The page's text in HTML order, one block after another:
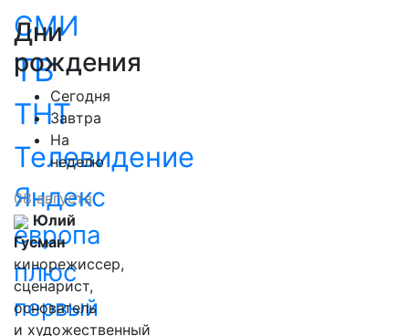
СМИ
ТВ
ТНТ
Телевидение
Яндекс
европа
плюс
первый
Дни
рождения
Сегодня
Завтра
На
неделю
08 августа
Юлий
Гусман
кинорежиссер,
сценарист,
основатель
и художественный